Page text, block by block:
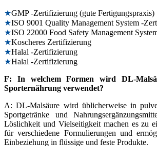
★GMP -Zertifizierung (gute Fertigungspraxis)
★ISO 9001 Quality Management System -
★ISO 22000 Food Safety Management
★Koscheres Zertifizierung
★Halal -Zertifizierung
★Halal -Zertifizierung
F: In welchem ​​Formen wird DL-
Sporternährung verwendet?
A: DL-Malsäure wird üblicherweise in
Sportgetränke und
Löslichkeit und Vielseitigkeit machen es zu
für verschiedene Formulierungen und
Einbeziehung in flüssige und feste Produkte.